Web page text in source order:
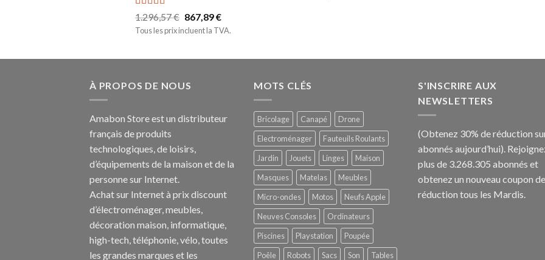
Note5.00
1.296,57€ 867,89€
Tous les prix incluent la TVA.
À PROPOS DE NOUS
Amabon Store est un distributeur
français de produits
technologiques, de loisirs,
d’équipements de la maison et de la
personne sur Internet.
Achat sur Internet à prix discount
d’électroménager, meubles,
décoration maison, informatique,
high-tech, téléphonie, vélo, toutes
les grandes marques et les
MOTS CLÉS
Bricolage Canapé
Drone
Electroménager
Fauteuils Roulants
Jardin
Jouets Linges
Maison
Masques
Matelas
Meubles
Micro-ondes
Motos
Neufs Apple
Neuves Consoles
Ordinateurs
Piscines
Playstation
Poupée
Poêle
Robots Sacs Son Tables
S'INSCRIRE AUX
NEWSLETTERS
(Obtenez 30% de réduction
abonnés aujourd’hui).
plus de 3.268.305 abonnés et
obtenez un nouveau coupon de
réduction tous les Mardis.